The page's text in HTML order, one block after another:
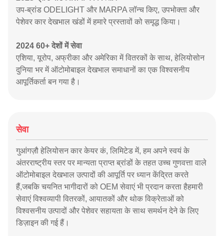
उप-ब्रांड ODELIGHT और MARPA लॉन्च किए, उपभोक्ता और
पेशेवर कार देखभाल खंडों में हमारे प्रस्तावों को समृद्ध किया।
2024 60+ देशों में सेवा
एशिया, यूरोप, अफ्रीका और अमेरिका में वितरकों के साथ, हेलियोसोन
दुनिया भर में ऑटोमोबाइल देखभाल समाधानों का एक विश्वसनीय
आपूर्तिकर्ता बन गया है।
सेवा
गुआंगज़ौ हेलियोसन कार केयर कं, लिमिटेड में, हम अपने स्वयं के
अंतरराष्ट्रीय स्तर पर मान्यता प्राप्त ब्रांडों के तहत उच्च गुणवत्ता वाले
ऑटोमोबाइल देखभाल उत्पादों की आपूर्ति पर ध्यान केंद्रित करते
हैं,जबकि चयनित भागीदारों को OEM सेवाएं भी प्रदान करता हैहमारी
सेवाएं विश्वव्यापी वितरकों, आयातकों और थोक विक्रेताओं को
विश्वसनीय उत्पादों और पेशेवर सहायता के साथ समर्थन देने के लिए
डिज़ाइन की गई हैं।